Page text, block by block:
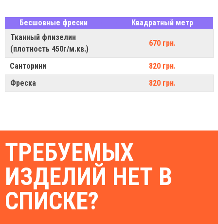
Бесшовные фрески
Квадратный метр
Тканный флизелин
(плотность 450г/м.кв.)
670 грн.
Санторини
820 грн.
Фреска
820 грн.
ТРЕБУЕМЫХ
ИЗДЕЛИЙ НЕТ В
СПИСКЕ?